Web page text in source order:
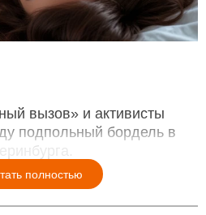
вызов» и активисты
подпольный бордель в
полностью